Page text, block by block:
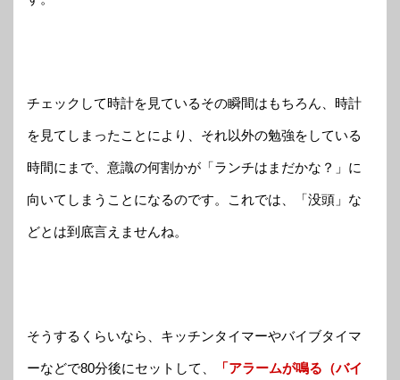
チェックして時計を見ているその瞬間はもちろん、時計
を見てしまったことにより、それ以外の勉強をしている
時間にまで、意識の何割かが「ランチはまだかな？」に
向いてしまうことになるのです。これでは、「没頭」な
どとは到底言えませんね。
そうするくらいなら、キッチンタイマーやバイブタイマ
ーなどで80分後にセットして、 「アラームが鳴る（バイ